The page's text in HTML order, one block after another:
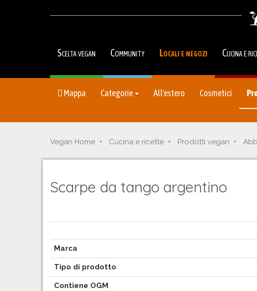
Scelta vegan Community Locali e negozi Cucina e
Mappa Categorie All'estero Cosmetici
Vegan Home Cucina e ricette Prodotti vegan
Scarpe da tango argentino
Marca
Tipo di prodotto
Contiene OGM